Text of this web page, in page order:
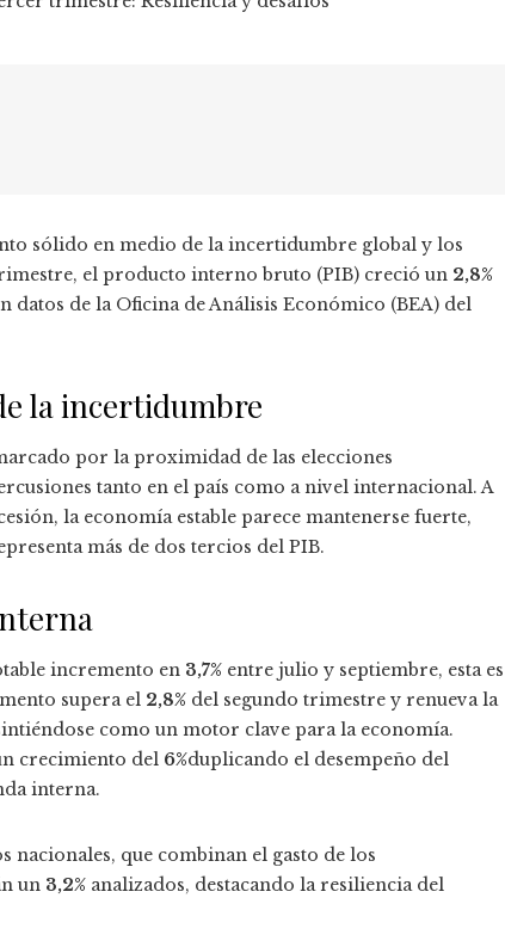
sólido en medio de la incertidumbre global y los
el producto interno bruto (PIB) creció un 2,8%
datos de la Oficina de Análisis Económico (BEA) del
la incertidumbre
por la proximidad de las elecciones
tanto en el país como a nivel internacional. A
la economía estable parece mantenerse fuerte,
más de dos tercios del PIB.
incremento en 3,7% entre julio y septiembre, esta es
supera el 2,8% del segundo trimestre y renueva la
como un motor clave para la economía.
crecimiento del 6%duplicando el desempeño del
interna.
nacionales, que combinan el gasto de los
un 3,2% analizados, destacando la resiliencia del